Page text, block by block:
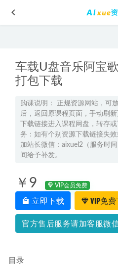
车载U盘音乐阿宝
打包下载
购课说明： 正规资源网站，可
后，返回原课程页面，手动刷
下载链接进入课程网盘，转存
务：如有个别资源下载链接失
加站长微信：aixuel2（服务时
间给予补发。
￥9 VIP会员免费
立即下载 VIP免
官方售后服务请加客服微
目录
办公文档Word+ Excel模板集合
度）模板大全，课程百度网盘资
23年高中英语网课教程2023袁
频教程+课堂笔记寒假班
2023李播恩高三英语s班视频
复习春季班 2023-04-06
2025年夏梦迪高二物理上学期